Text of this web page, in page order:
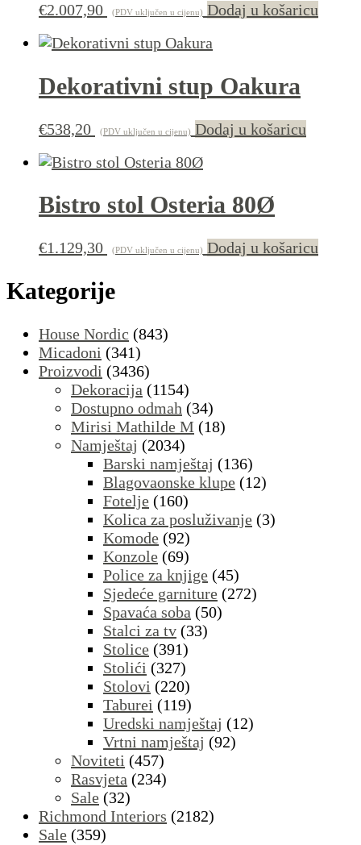
€2.007,90 (PDV uključen u cijenu) Dodaj u košaricu
Dekorativni stup Oakura
€538,20 (PDV uključen u cijenu) Dodaj u košaricu
Bistro stol Osteria 80Ø
€1.129,30 (PDV uključen u cijenu) Dodaj u košaricu
Kategorije
House Nordic (843)
Micadoni (341)
Proizvodi (3436)
Dekoracija (1154)
Dostupno odmah (34)
Mirisi Mathilde M (18)
Namještaj (2034)
Barski namještaj (136)
Blagovaonske klupe (12)
Fotelje (160)
Kolica za posluživanje (3)
Komode (92)
Konzole (69)
Police za knjige (45)
Sjedeće garniture (272)
Spavaća soba (50)
Stalci za tv (33)
Stolice (391)
Stolići (327)
Stolovi (220)
Taburei (119)
Uredski namještaj (12)
Vrtni namještaj (92)
Noviteti (457)
Rasvjeta (234)
Sale (32)
Richmond Interiors (2182)
Sale (359)